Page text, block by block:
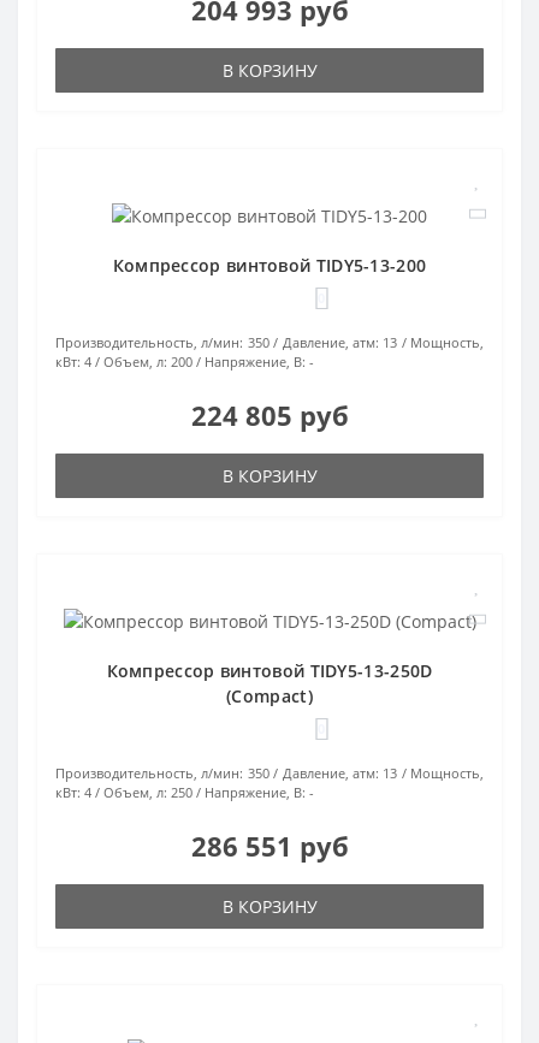
204 993 руб
В КОРЗИНУ
Компрессор винтовой TIDY5-13-200
Производительность, л/мин: 350 Давление, атм: 13
Мощность,
кВт: 4 Объем, л: 200 Напряжение, В: -
224 805 руб
В КОРЗИНУ
Компрессор винтовой TIDY5-13-250D
(Compact)
Производительность, л/мин: 350 Давление, атм: 13
Мощность,
кВт: 4 Объем, л: 250 Напряжение, В: -
286 551 руб
В КОРЗИНУ